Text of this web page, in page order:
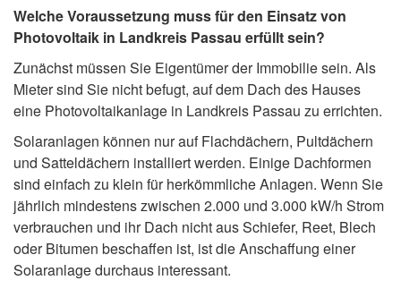
Welche Voraussetzung muss für den Einsatz von
Photovoltaik in Landkreis Passau erfüllt sein?
Zunächst müssen Sie Eigentümer der Immobilie sein. Als
Mieter sind Sie nicht befugt, auf dem Dach des Hauses
eine Photovoltaikanlage in Landkreis Passau zu errichten.
Solaranlagen können nur auf Flachdächern, Pultdächern
und Satteldächern installiert werden. Einige Dachformen
sind einfach zu klein für herkömmliche Anlagen. Wenn Sie
jährlich mindestens zwischen 2.000 und 3.000 kW/h Strom
verbrauchen und ihr Dach nicht aus Schiefer, Reet, Blech
oder Bitumen beschaffen ist, ist die Anschaffung einer
Solaranlage durchaus interessant.